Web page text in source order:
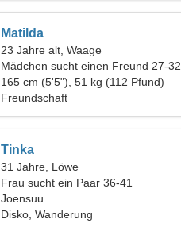
Matilda
23 Jahre alt, Waage
Mädchen sucht einen Freund 27-32
165 cm (5'5"), 51 kg (112 Pfund)
Freundschaft
Tinka
31 Jahre, Löwe
Frau sucht ein Paar 36-41
Joensuu
Disko, Wanderung